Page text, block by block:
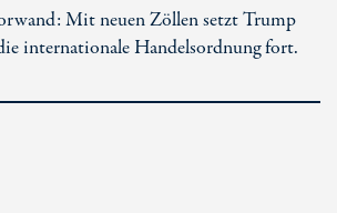
Mit neuen Zöllen setzt Trump
internationale Handelsordnung fort.